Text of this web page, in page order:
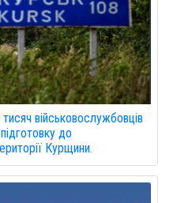
військовослужбовців
до
Курщини.